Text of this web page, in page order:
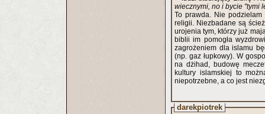
wiecznymi, no i bycie "tymi
To prawda. Nie
religii. Niezbadane są
urojenia tym, którzy już
biblii im pomogła
zagrożeniem dla islamu
(np. gaz łupkowy). W
na dżihad, budowę
kultury islamskiej to
niepotrzebne, a co jest
darekpiotrek